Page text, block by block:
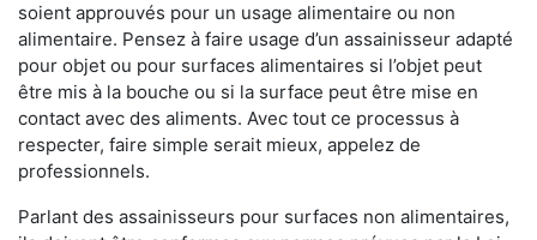
soient approuvés pour un usage alimentaire ou non
alimentaire. Pensez à faire usage d’un assainisseur adapté
pour objet ou pour surfaces alimentaires si l’objet peut
être mis à la bouche ou si la surface peut être mise en
contact avec des aliments. Avec tout ce processus à
respecter, faire simple serait mieux, appelez de
professionnels.
Parlant des assainisseurs pour surfaces non alimentaires,